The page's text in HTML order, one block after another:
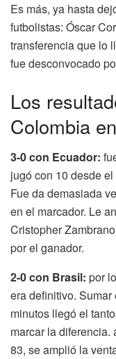
Es más, ya hasta
futbolistas: Óscar
transferencia que lo
fue desconvocado
Los
Colombia
3-0 con Ecuador:
jugó con 10 desde
Fue da demasiada
en el marcador. Le
Cristopher
por el ganador.
2-0 con Brasil: por
era definitivo.
minutos llegó el
marcar la diferencia.
83, se amplió la